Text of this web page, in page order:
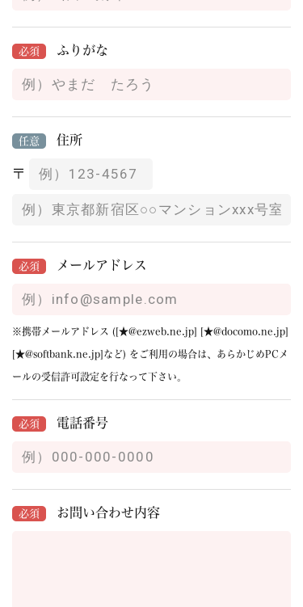
必須 ふりがな
任意 住所
〒
必須 メールアドレス
※携帯メールアドレス ([★@ezweb.ne.jp] [★@docomo.ne.jp]
[★@softbank.ne.jp]など) をご利用の場合は、あらかじめPCメ
ールの受信許可設定を行なって下さい。
必須 電話番号
必須 お問い合わせ内容